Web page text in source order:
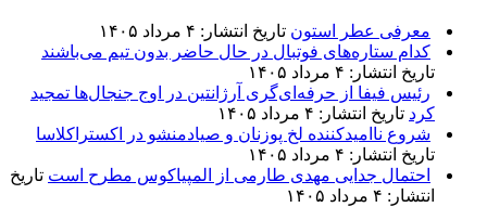
معرفی عطر استون تاریخ انتشار: ۴ مرداد ۱۴۰۵
کدام ستاره‌های فوتبال در حال حاضر بدون تیم می‌باشند
تاریخ انتشار: ۴ مرداد ۱۴۰۵
رئیس فیفا از حرفه‌ای‌گری آرژانتین در اوج جنجال‌ها تمجید
کرد تاریخ انتشار: ۴ مرداد ۱۴۰۵
شروع ناامیدکننده لخ پوزنان و صیادمنشو در اکستراکلاسا
تاریخ انتشار: ۴ مرداد ۱۴۰۵
احتمال جدایی مهدی طارمی از المپیاکوس مطرح است تاریخ
انتشار: ۴ مرداد ۱۴۰۵